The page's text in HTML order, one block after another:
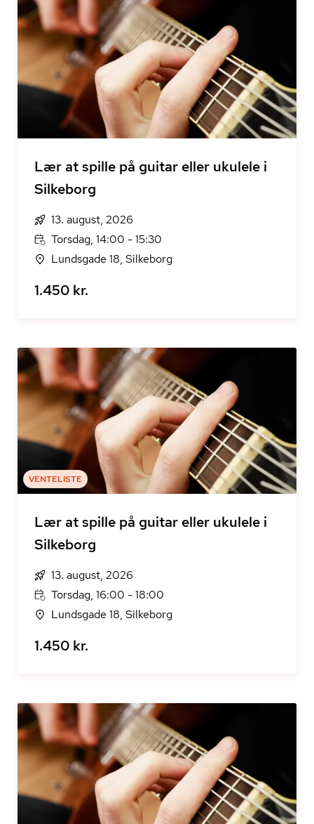
Lær at spille på guitar eller ukulele i
Silkeborg
13. august, 2026
Torsdag, 14:00 - 15:30
Lundsgade 18, Silkeborg
1.450 kr.
VENTELISTE
Lær at spille på guitar eller ukulele i
Silkeborg
13. august, 2026
Torsdag, 16:00 - 18:00
Lundsgade 18, Silkeborg
1.450 kr.